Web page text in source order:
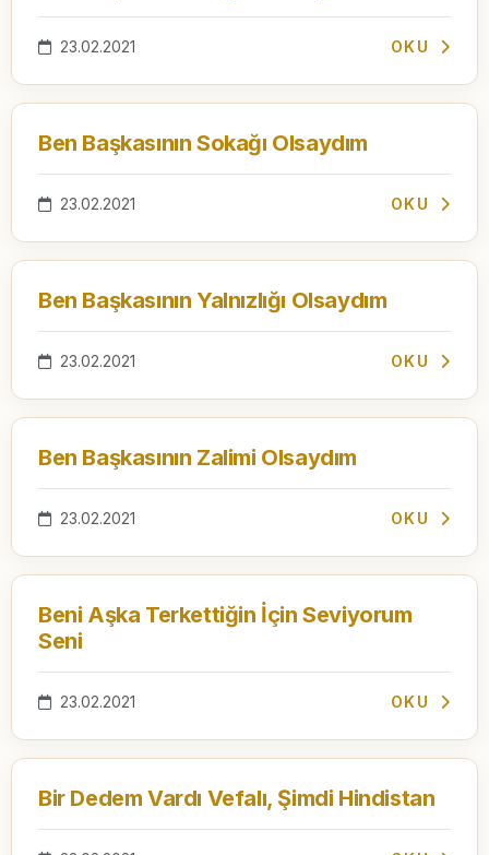
23.02.2021 OKU
Ben Başkasının Sokağı Olsaydım
23.02.2021 OKU
Ben Başkasının Yalnızlığı Olsaydım
23.02.2021 OKU
Ben Başkasının Zalimi Olsaydım
23.02.2021 OKU
Beni Aşka Terkettiğin İçin Seviyorum
Seni
23.02.2021 OKU
Bir Dedem Vardı Vefalı, Şimdi Hindistan